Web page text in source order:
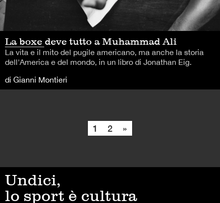
La boxe deve tutto a Muhammad Ali
La vita e il mito del pugile americano, ma anche la storia
dell'America e del mondo, in un libro di Jonathan Eig.
di Gianni Montieri
1 2 »
Undici,
lo sport è cultura